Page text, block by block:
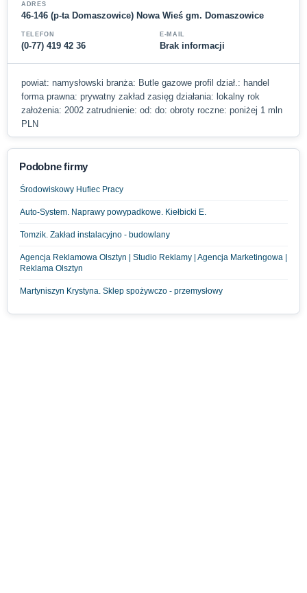
ADRES
46-146 (p-ta Domaszowice) Nowa Wieś gm. Domaszowice
TELEFON
(0-77) 419 42 36
E-MAIL
Brak informacji
powiat: namysłowski branża: Butle gazowe profil dział.: handel
forma prawna: prywatny zakład zasięg działania: lokalny rok
założenia: 2002 zatrudnienie: od: do: obroty roczne: poniżej 1 mln
PLN
Podobne firmy
Środowiskowy Hufiec Pracy
Auto-System. Naprawy powypadkowe. Kiełbicki E.
Tomzik. Zakład instalacyjno - budowlany
Agencja Reklamowa Olsztyn | Studio Reklamy | Agencja Marketingowa |
Reklama Olsztyn
Martyniszyn Krystyna. Sklep spożywczo - przemysłowy